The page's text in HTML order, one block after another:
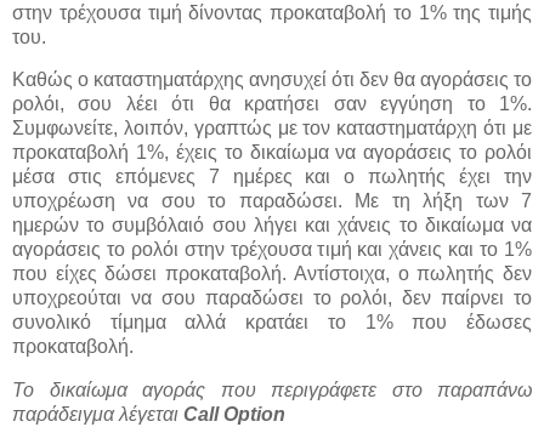
στην τρέχουσα τιμή δίνοντας προκαταβολή το 1% της τιμής
του.
Καθώς ο καταστηματάρχης ανησυχεί ότι δεν θα αγοράσεις το
ρολόι, σου λέει ότι θα κρατήσει σαν εγγύηση το 1%.
Συμφωνείτε, λοιπόν, γραπτώς με τον καταστηματάρχη ότι με
προκαταβολή 1%, έχεις το δικαίωμα να αγοράσεις το ρολόι
μέσα στις επόμενες 7 ημέρες και ο πωλητής έχει την
υποχρέωση να σου το παραδώσει. Με τη λήξη των 7
ημερών το συμβόλαιό σου λήγει και χάνεις το δικαίωμα να
αγοράσεις το ρολόι στην τρέχουσα τιμή και χάνεις και το 1%
που είχες δώσει προκαταβολή. Αντίστοιχα, ο πωλητής δεν
υποχρεούται να σου παραδώσει το ρολόι, δεν παίρνει το
συνολικό τίμημα αλλά κρατάει το 1% που έδωσες
προκαταβολή.
Το δικαίωμα αγοράς που περιγράφετε στο παραπάνω
παράδειγμα λέγεται Call Option